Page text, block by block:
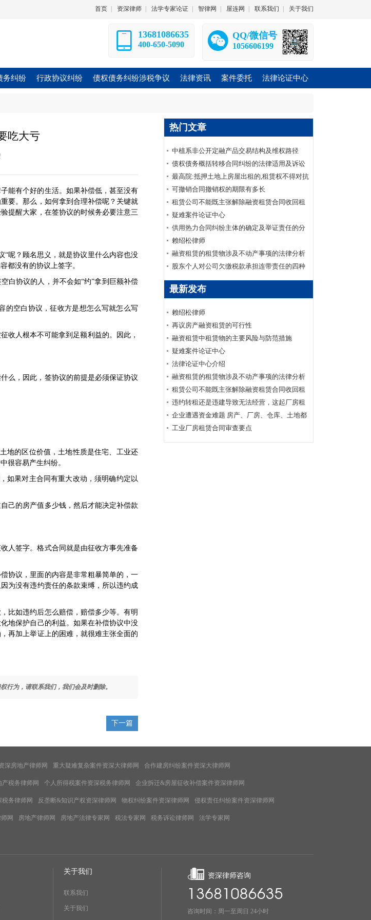
首页 资深律师 法学专家论证 智律网 屋连网 联系我们 关于我们
13681086635
400-650-5090
QQ/微信号
1056606199
务纠纷 行政协议纠纷 债权债务纠纷涉税争议 法律资讯 案件委托 法律论证中心
吃大亏
能有个好的生活。如果补偿低，甚至没有
要。那么，如何拿到合理补偿呢？关键就
提醒大家，在签协议的时候务必要注意三
“呢？顾名思义，就是协议里什么内容也没
都没有的协议上签字。
白协议的人，并不会如“约”拿到巨额补偿
的空白协议，征收方是想怎么写就怎么写
收人根本不可能拿到足额利益的。因此，
么，因此，签协议的前提是必须保证协议
地的区位价值，土地性质是住宅、工业还
很容易产生纠纷。
如果对主合同有重大改动，须明确约定以
己的房产值多少钱，然后才能决定补偿款
人签字。格式合同就是由征收方事先准备
协议，里面的内容是非常粗暴简单的，一
为没有违约责任的条款束缚，所以违约成
比如违约后怎么赔偿，赔偿多少等。有明
地保护自己的利益。如果在补偿协议中没
再加上举证上的困难，就很难主张全面的
行为，请联系我们，我们会及时删除。
下一篇
热门文章
中植系非公开定融产品交易结构及维权路径
债权债务概括转移合同纠纷的法律适用及诉讼
要点——债权债务概括转移合同纠纷系列
最高院:抵押土地上房屋出租的,租赁权不得对抗
土地抵押权(附:先抵后租裁判规则)|法客帝国
可撤销合同撤销权的期限有多长
租赁公司不能既主张解除融资租赁合同收回租
赁物又要求承租人支付全部未付租金
疑难案件论证中心
供用热力合同纠纷主体的确定及举证责任的分
配
赖绍松律师
融资租赁的租赁物涉及不动产事项的法律分析
股东个人对公司欠缴税款承担连带责任的四种
情形
最新发布
赖绍松律师
再议房产融资租赁的可行性
融资租赁中租赁物的主要风险与防范措施
疑难案件论证中心
法律论证中心介绍
融资租赁的租赁物涉及不动产事项的法律分析
租赁公司不能既主张解除融资租赁合同收回租
赁物又要求承租人支付全部未付租金
违约转租还是违建导致无法经营，这起厂房租
赁合同纠纷应如何认定？
企业遭遇资金难题 房产、厂房、仓库、土地都
可以帮你抵押融资
工业厂房租赁合同审查要点
深房地产律师网 重大疑难复杂案件资深大律师网 合作建房纠纷案件资深大律师网
产税务律师网 个人所得税案件资深税务律师网 企业拆迁&房屋征收补偿案件资深律师网
务律师网 反垄断&知识产权资深律师网 物权纠纷案件资深律师网 侵权责任纠纷案件资深律师网
网 房地产律师网 房地产法律专家网 税法专家网 税务诉讼律师网 法学专家网
关于我们
联系我们
关于我们
资深律师咨询
咨询时间：周一至周日 24小时